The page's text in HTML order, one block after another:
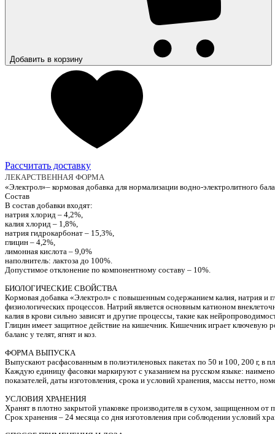
Добавить в корзину
Рассчитать доставку
ЛЕКАРСТВЕННАЯ ФОРМА
«Электрол»– кормовая добавка для нормализации водно-электролитного
Состав
В состав добавки входят:
натрия хлорид – 4,2%,
калия хлорид – 1,8%,
натрия гидрокарбонат – 15,3%,
глицин – 4,2%,
лимонная кислота – 9,0%
наполнитель: лактоза до 100%.
Допустимое отклонение по компонентному составу – 10%.
БИОЛОГИЧЕСКИЕ СВОЙСТВА
Кормовая добавка «Электрол» с повышенным содержанием калия, натрия и
физиологических процессов. Натрий является основным катионом
калия в крови сильно зависят и другие процессы, такие как
Глицин имеет защитное действие на кишечник. Кишечник играет ключевую
баланс у телят, ягнят и коз.
ФОРМА ВЫПУСКА
Выпускают расфасованным в полиэтиленовых пакетах по 50 и 100, 200 г, в
Каждую единицу фасовки маркируют с указанием на русском языке:
показателей, даты изготовления, срока и условий хранения, массы нетто,
УСЛОВИЯ ХРАНЕНИЯ
Хранят в плотно закрытой упаковке производителя в сухом, защищенном
Срок хранения – 24 месяца со дня изготовления при соблюдении условий